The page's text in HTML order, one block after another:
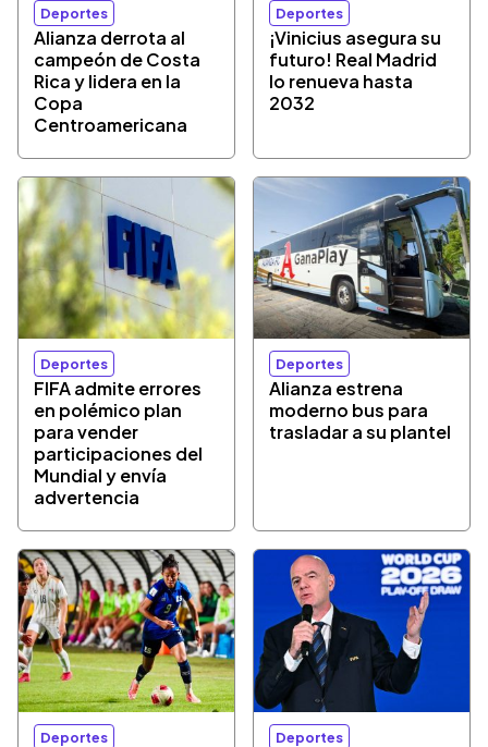
Deportes
Alianza derrota al
campeón de Costa
Rica y lidera en la
Copa
Centroamericana
Deportes
¡Vinicius asegura su
futuro! Real Madrid
lo renueva hasta
2032
Deportes
FIFA admite errores
en polémico plan
para vender
participaciones del
Mundial y envía
advertencia
Deportes
Alianza estrena
moderno bus para
trasladar a su plantel
Deportes Deportes